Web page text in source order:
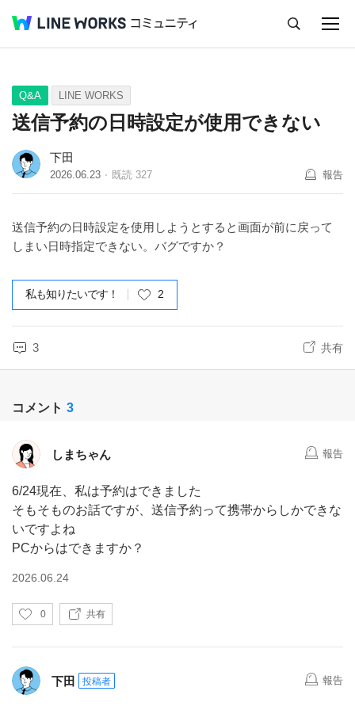
Q&A Tips Ideas
Q&A LINE WORKS
送信予約の日時設定が使用できない
下田
2026.06.23 既読 327 報告
送信予約の日時設定を使用しようとすると画面が前に戻って
しまい日時指定できない。バグですか？
私も知りたいです！ 2
3 共有
コメント 3
しまちゃん 報告
6/24現在、私は予約はできました
そもそものお話ですが、送信予約って携帯からしかできな
いですよね
PCからはできますか？
2026.06.24
い
0 共有
下田 投稿者 報告